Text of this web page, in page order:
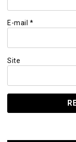
E-mail *
Site